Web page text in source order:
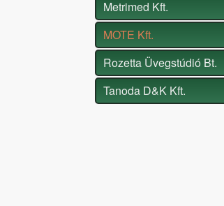
Metrimed Kft.
MOTE Kft.
Rozetta Üvegstúdió Bt.
Tanoda D&K Kft.